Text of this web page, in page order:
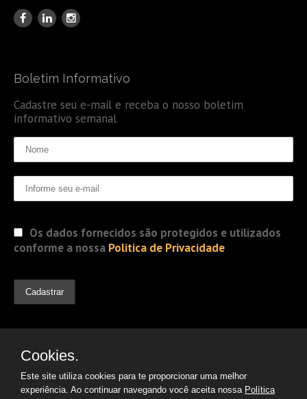
Boletim Informativo
Cadastre seu e-mail e receba o nosso boletim
informativo semanal
Os dados fornecidos são protegidos e utilizados
conforme a nossa Politica de Privacidade
Cookies.
Este site utiliza cookies para te proporcionar uma melhor
experiência. Ao continuar navegando você aceita nossa Política